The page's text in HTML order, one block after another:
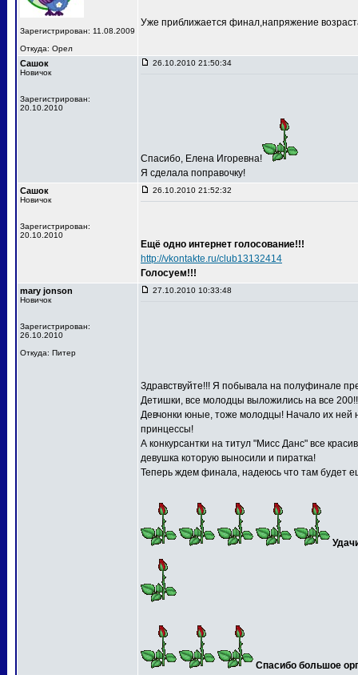
Зарегистрирован: 11.08.2009
Откуда: Орел
Уже приближается финал,напряжение
Сашок
Новичок
Зарегистрирован:
20.10.2010
26.10.2010 21:50:34
Спасибо, Елена Игоревна!
Я сделала поправочку!
Сашок
Новичок
Зарегистрирован:
20.10.2010
26.10.2010 21:52:32
Ещё одно интернет голосование!!!
http://vkontakte.ru/club13132414
Голосуем!!!
mary jonson
Новичок
Зарегистрирован:
26.10.2010
Откуда: Питер
27.10.2010 10:33:48
Здравствуйте!!! Я побывала на полуфинале
Детишки, все молодцы выложились на все
Девчонки юные, тоже молодцы! Начало их ней
принцессы!
А конкурсантки на титул "Мисс Данс" все
девушка которую выносили и пиратка!
Теперь ждем финала, надеюсь что там будет
Спасибо большое